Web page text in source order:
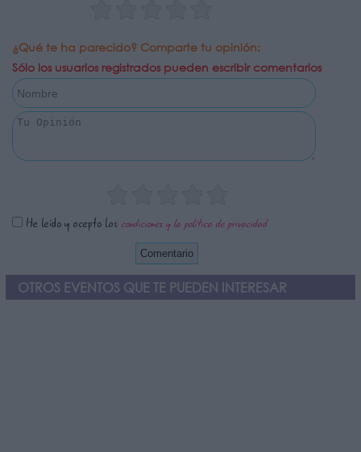
¿Qué te ha parecido? Comparte tu opinión:
Sólo los usuarios registrados pueden escribir comentarios
He leído y acepto las condiciones y la política de privacidad
OTROS EVENTOS QUE TE PUEDEN INTERESAR